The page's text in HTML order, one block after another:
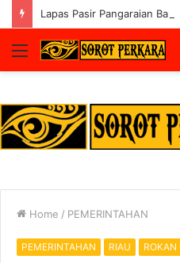
Menu
Home / PEMERINTAHAN
PEMERINTAHAN RIAU ROKAN